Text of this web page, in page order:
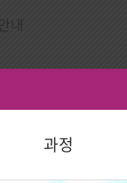
과정